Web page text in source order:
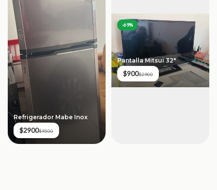
Refrigerador Mabe Inox
$2900$9500
-69%
Pantalla Mitsui 32"
$900$2900